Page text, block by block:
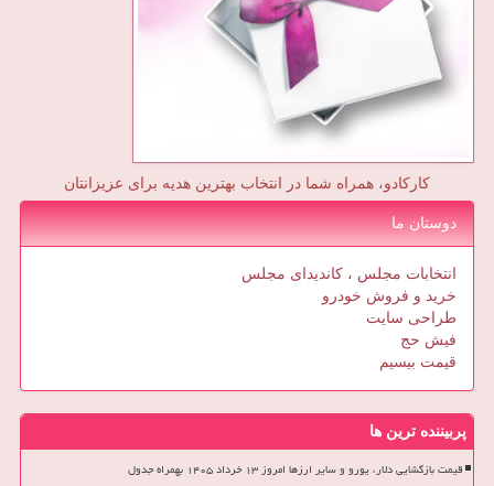
کارکادو، همراه شما در انتخاب بهترین هدیه برای عزیزانتان
دوستان ما
انتخابات مجلس ، کاندیدای مجلس
خرید و فروش خودرو
طراحی سایت
فیش حج
قیمت بیسیم
پربیننده ترین ها
قیمت بازگشایی دلار، یورو و سایر ارزها امروز ۱۳ خرداد ۱۴۰۵ بهمراه جدول